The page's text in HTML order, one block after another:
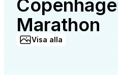
Marathon
Visa alla